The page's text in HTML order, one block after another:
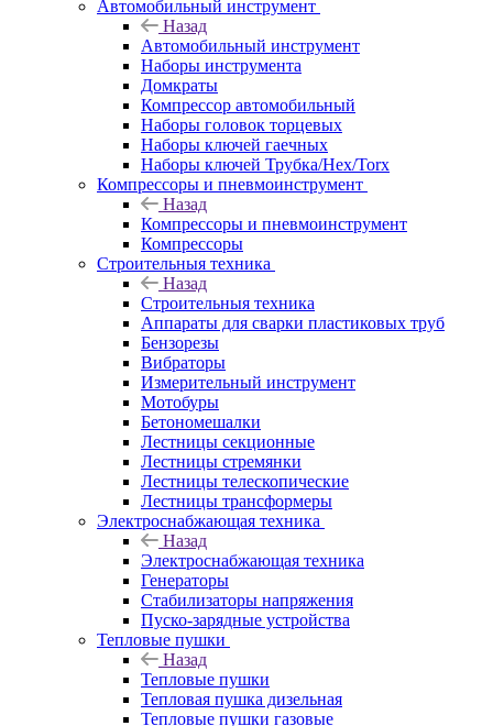
Автомобильный инструмент
Назад
Автомобильный инструмент
Наборы инструмента
Домкраты
Компрессор автомобильный
Наборы головок торцевых
Наборы ключей гаечных
Наборы ключей Трубка/Hex/Torx
Компрессоры и пневмоинструмент
Назад
Компрессоры и пневмоинструмент
Компрессоры
Строительныя техника
Назад
Строительныя техника
Аппараты для сварки пластиковых труб
Бензорезы
Вибраторы
Измерительный инструмент
Мотобуры
Бетономешалки
Лестницы секционные
Лестницы стремянки
Лестницы телескопические
Лестницы трансформеры
Электроснабжающая техника
Назад
Электроснабжающая техника
Генераторы
Стабилизаторы напряжения
Пуско-зарядные устройства
Тепловые пушки
Назад
Тепловые пушки
Тепловая пушка дизельная
Тепловые пушки газовые